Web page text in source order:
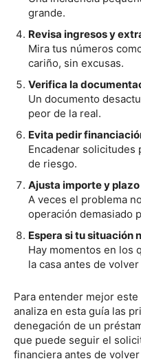
grande.
Revisa ingresos y
Mira tus números
cariño, sin excusas.
Verifica la
Un documento
peor de la real.
Evita pedir
Encadenar solicitudes
de riesgo.
Ajusta importe y plazo
A veces el problema
operación demasiado
Espera si tu situación
Hay momentos en los
la casa antes de
Para entender mejor
analiza en esta guía las
denegación de un
que puede seguir el
financiera antes de